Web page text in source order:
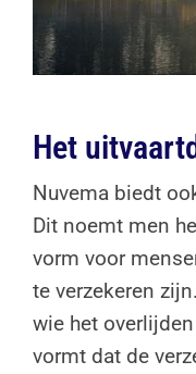
Het
Nuvema biedt
Dit noemt men
vorm voor
te verzekeren
wie het
vormt dat de